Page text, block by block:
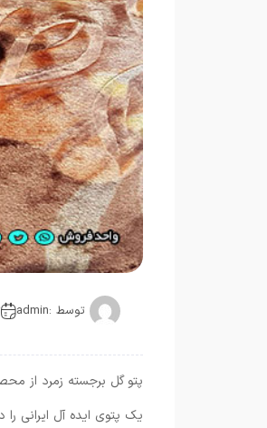
توسط :admin
پتو گل برجسته زمرد از
یک پتوی ایده آل ایرانی را